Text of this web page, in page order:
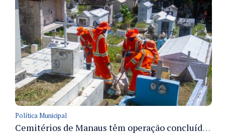
Política Municipal
Cemitérios de Manaus têm operação concluída e estrutura pronta para receber famílias no Dia dos Pais